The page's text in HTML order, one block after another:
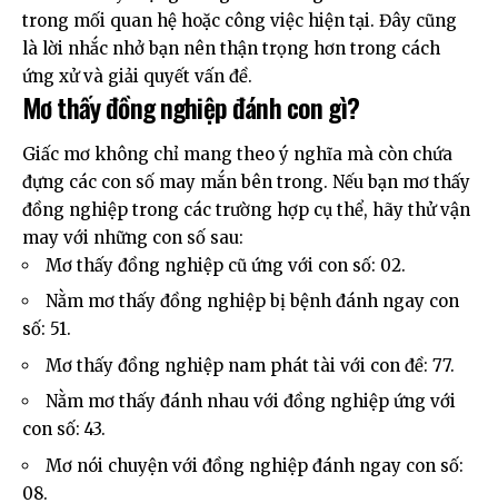
trong mối quan hệ hoặc công việc hiện tại. Đây cũng
là lời nhắc nhở bạn nên thận trọng hơn trong cách
ứng xử và giải quyết vấn đề.
Mơ thấy đồng nghiệp đánh con gì?
Giấc mơ không chỉ mang theo ý nghĩa mà còn chứa
đựng các con số may mắn bên trong. Nếu bạn mơ thấy
đồng nghiệp trong các trường hợp cụ thể, hãy thử vận
may với những con số sau:
Mơ thấy đồng nghiệp cũ ứng với con số: 02.
Nằm mơ thấy đồng nghiệp bị bệnh đánh ngay con
số: 51.
Mơ thấy đồng nghiệp nam phát tài với con đề: 77.
Nằm mơ thấy đánh nhau với đồng nghiệp ứng với
con số: 43.
Mơ nói chuyện với đồng nghiệp đánh ngay con số:
08.